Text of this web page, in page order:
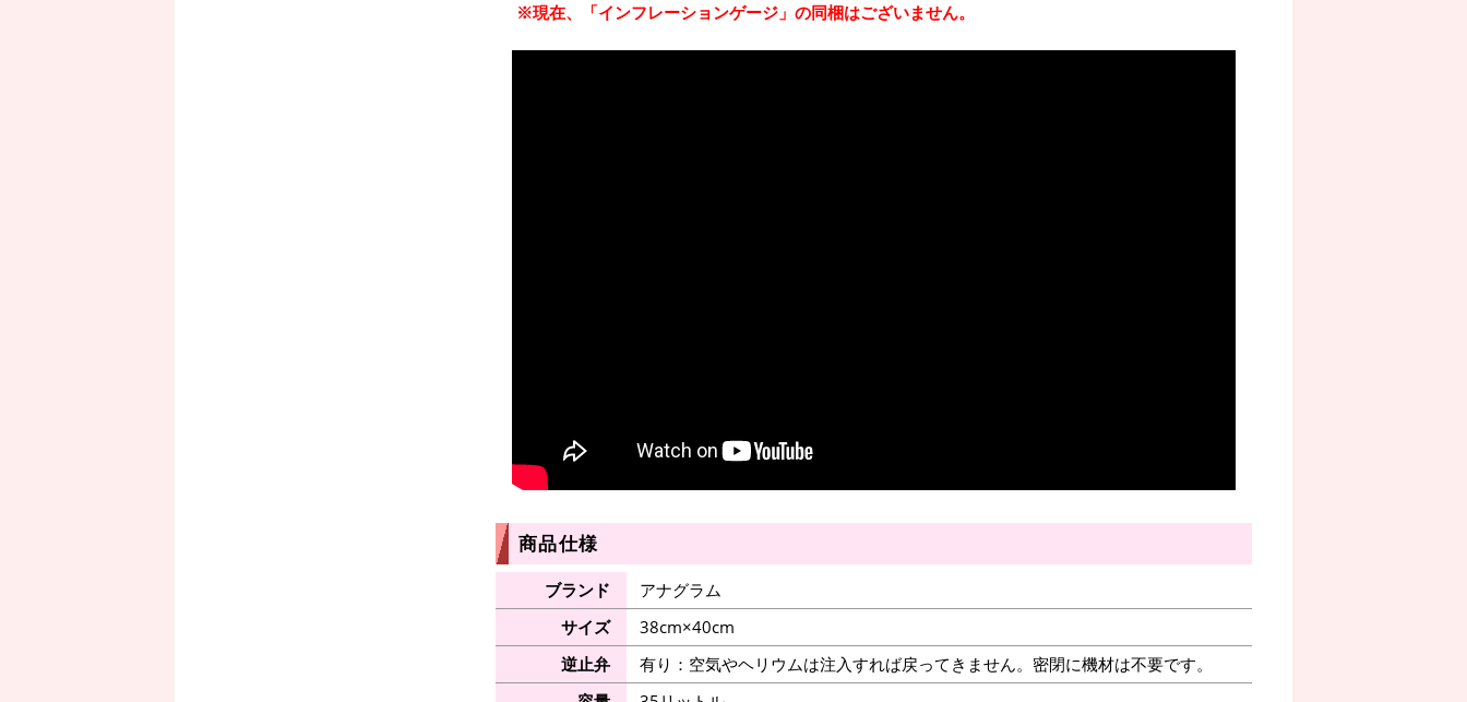
※現在、「インフレーションゲージ」の同梱はございません。
商品仕様
ブランド
アナグラム
サイズ
38cm×40cm
逆止弁
有り：空気やヘリウムは注入すれば戻ってきません。密閉に機材は不要です。